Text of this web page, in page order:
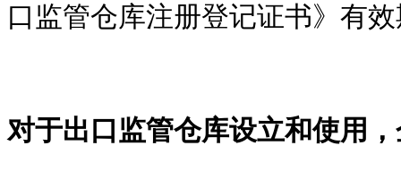
口监管仓库注册登记证书》有
对于出口监管仓库设立和使用